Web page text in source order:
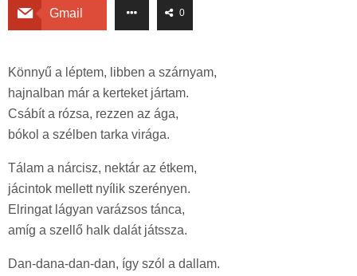
Gmail 0
Könnyű a léptem, libben a szárnyam,
hajnalban már a kerteket jártam.
Csábít a rózsa, rezzen az ága,
bókol a szélben tarka virága.
Tálam a nárcisz, nektár az étkem,
jácintok mellett nyílik szerényen.
Elringat lágyan varázsos tánca,
amíg a szellő halk dalát játssza.
Dan-dana-dan-dan, így szól a dallam.